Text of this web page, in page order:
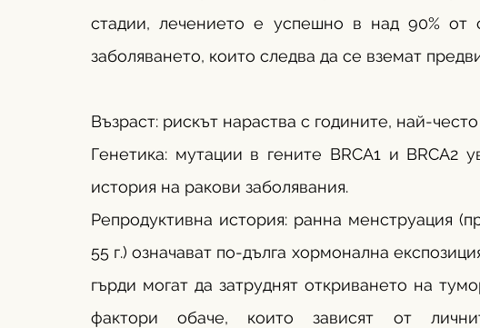
стадии, лечението е успешно в над 90% от
заболяването, които следва да се вземат
Възраст: рискът нараства с годините, най-
Генетика: мутации в гените BRCA1 и BRCA2
история на ракови заболявания.
Репродуктивна история: ранна менструация
55 г.) означават по-дълга хормонална
гърди могат да затруднят откриването на
фактори обаче, които зависят от